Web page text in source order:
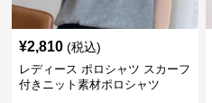
¥2,810 (税込)
レディース ポロシャツ スカーフ
付きニット素材ポロシャツ